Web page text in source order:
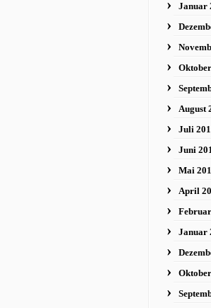
Januar
August
Juli
Juni
Mai
April
Januar